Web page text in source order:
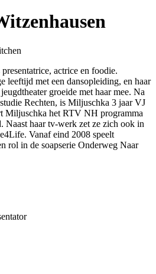
actrice en foodie.
leeftijd met een dansopleiding, en haar
groeide met haar mee. Na
Rechten, is Miljuschka 3 jaar VJ
Miljuschka het RTV NH programma
haar tv-werk zet ze zich ook in
Vanaf eind 2008 speelt
rol in de soapserie Onderweg Naar